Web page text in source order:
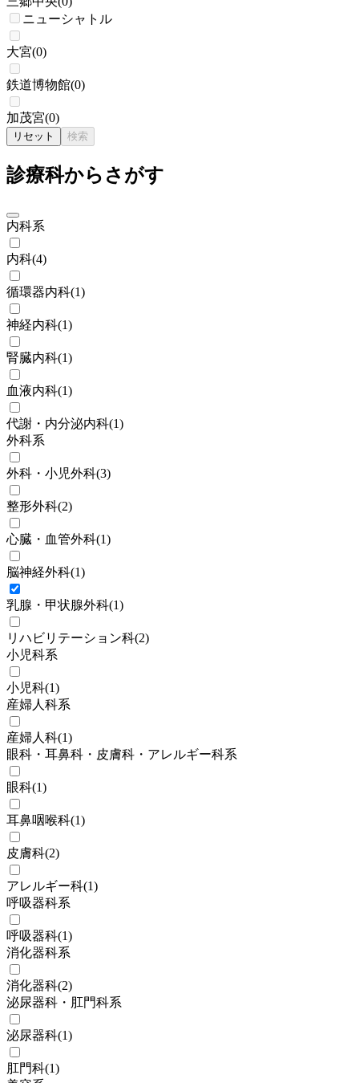
ニューシャトル
大宮(0)
鉄道博物館(0)
加茂宮(0)
リセット 検索
診療科からさがす
内科系
内科(4)
循環器内科(1)
神経内科(1)
腎臓内科(1)
血液内科(1)
代謝・内分泌内科(1)
外科系
外科・小児外科(3)
整形外科(2)
心臓・血管外科(1)
脳神経外科(1)
乳腺・甲状腺外科(1)
リハビリテーション科(2)
小児科系
小児科(1)
産婦人科系
産婦人科(1)
眼科・耳鼻科・皮膚科・アレルギー科系
眼科(1)
耳鼻咽喉科(1)
皮膚科(2)
アレルギー科(1)
呼吸器科系
呼吸器科(1)
消化器科系
消化器科(2)
泌尿器科・肛門科系
泌尿器科(1)
肛門科(1)